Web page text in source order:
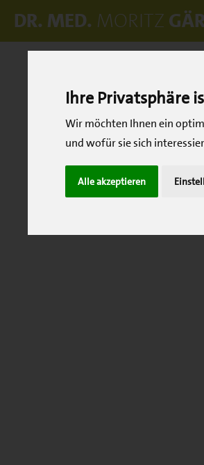
Ihre Privatsphäre
Wir möchten Ihnen ein
und wofür sie sich
Alle akzeptieren
DR. MED. MORITZ